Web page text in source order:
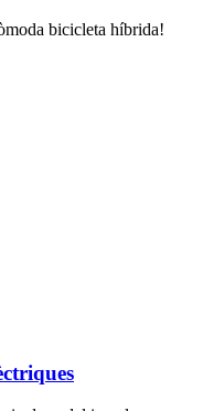
bicicleta híbrida!